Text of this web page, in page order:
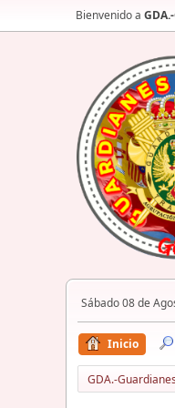
Bienvenido a
Sábado 08 de
Inicio
GDA.-